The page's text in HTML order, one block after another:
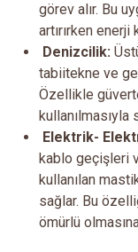
görev alır. Bu
artırırken enerji
Denizcilik:
tabiitekne ve
Özellikle
kullanılmasıyla
Elektrik-
kablo geçişleri
kullanılan
sağlar. Bu
ömürlü